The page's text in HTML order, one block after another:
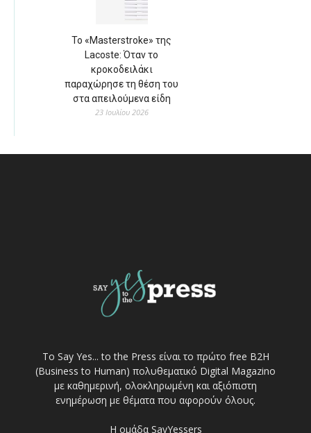
Το «Masterstroke» της
Lacoste: Όταν το
κροκοδειλάκι
παραχώρησε τη θέση του
στα απειλούμενα είδη
23 Ιουλίου 2026
Το Say Yes... to the Press είναι το πρώτο free Β2Η
(Business to Human) πολυθεματικό Digital Magazino
με καθημερινή, ολοκληρωμένη και αξιόπιστη
ενημέρωση με θέματα που αφορούν όλους.
Η ομάδα SayYessers